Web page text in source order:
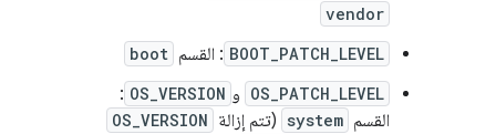
vendor
BOOT_PATCH_LEVEL : القسم boot
OS_PATCH_LEVEL و OS_VERSION
:
القسم system (تتم إزالة OS_VERSION